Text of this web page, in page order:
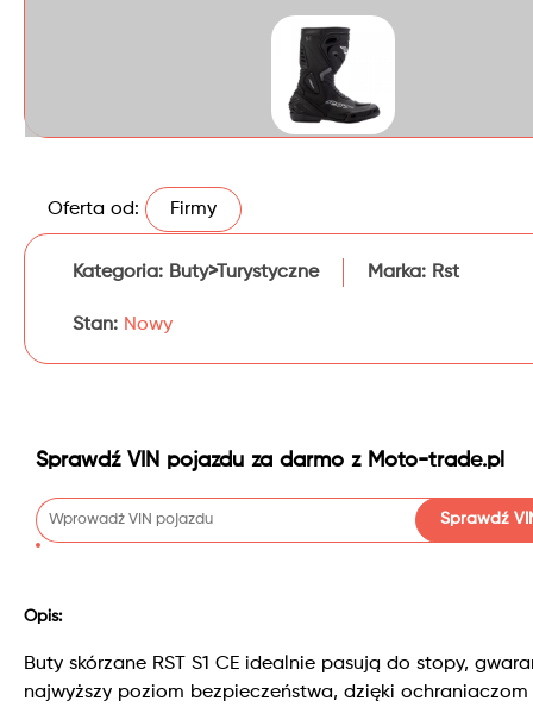
Oferta od: Firmy
Kategoria: Buty>Turystyczne Marka: Rst
Stan: Nowy
Sprawdź VIN pojazdu za darmo z Moto-trade.pl
Sprawdź
Opis:
Buty skórzane RST S1 CE idealnie pasują do stopy,
najwyższy poziom bezpieczeństwa, dzięki